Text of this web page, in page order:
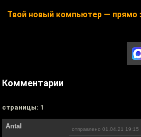
Твой новый компьютер — прямо
Комментарии
cтраницы: 1
Antal отправлено 01.04.21 19:15